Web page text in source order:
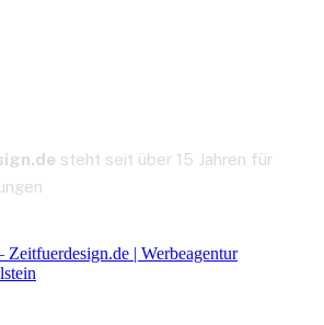
steht seit über 15 Jahren für
| Werbeagentur